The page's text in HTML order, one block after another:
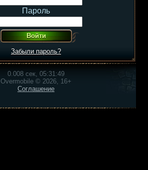
Пароль
Забыли пароль?
0.008 сек, 05:31:49
Overmobile © 2026, 16+
Соглашение